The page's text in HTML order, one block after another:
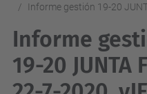
Informe gestión 19-20
Informe
19-20 JUNTA